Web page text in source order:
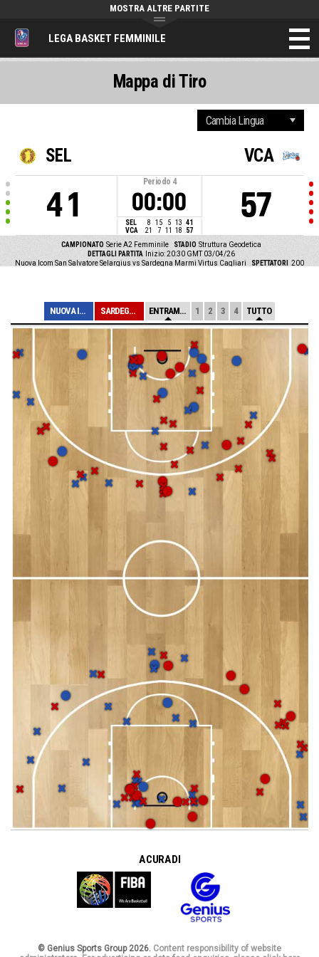
LEGA BASKET FEMMINILE
MOSTRA ALTRE PARTITE
SEL
41
Periodo 4
00:00
SEL 8 15 5 13 41
VCA
21 7 11 18 57
VCA
57
CAMPIONATO Serie A2 Femminile STADIO Struttura Geodetica
DETTAGLI PARTITA
Inizio: 20:30 GMT 03/04/26
Nuova Icom San Salvatore Selargius vs Sardegna Marmi Virtus Cagliari
SPETTATORI 200
Mappa di Tiro
NUOVA ICOM SAN ... SARDEGNA MARMI ... ENTRAMBE 1 2 3 4 TUTTO
A CURA DI
© Genius Sports Group 2026. Content responsibility of website